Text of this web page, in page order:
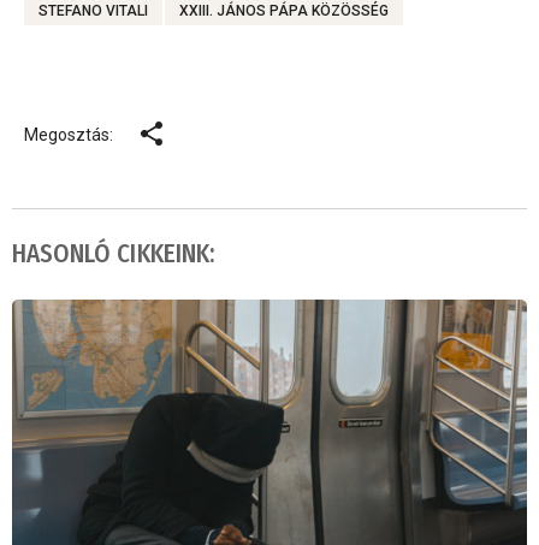
STEFANO VITALI
XXIII. JÁNOS PÁPA KÖZÖSSÉG
Megosztás:
HASONLÓ CIKKEINK: